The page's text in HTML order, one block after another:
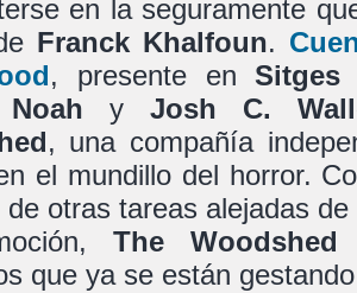
en la seguramente
Franck Khalfoun.
, presente enSitges
y Josh C.
, una compañía
el mundillo del horror.
de otras tareas alejadas
The Woodshed
que ya se están